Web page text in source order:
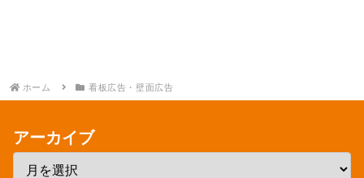
ホーム 看板広告・壁面広告
アーカイブ